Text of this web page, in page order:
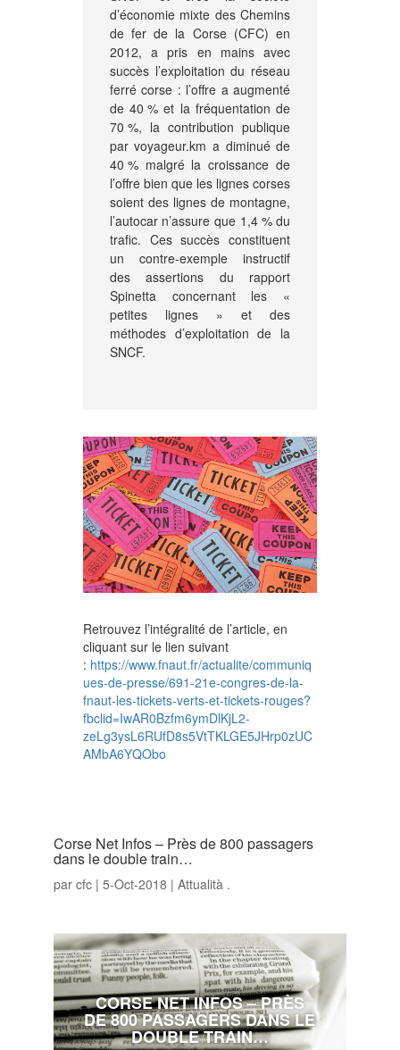
d’économie mixte des Chemins
de fer de la Corse (CFC) en
2012, a pris en mains avec
succès l’exploitation du réseau
ferré corse : l’offre a augmenté
de 40 % et la fréquentation de
70 %, la contribution publique
par voyageur.km a diminué de
40 % malgré la croissance de
l’offre bien que les lignes corses
soient des lignes de montagne,
l’autocar n’assure que 1,4 % du
trafic. Ces succès constituent
un contre-exemple instructif
des assertions du rapport
Spinetta concernant les «
petites lignes » et des
méthodes d’exploitation de la
SNCF.
Retrouvez l’intégralité de l’article, en
cliquant sur le lien suivant
: https://www.fnaut.fr/actualite/communiq
ues-de-presse/691-21e-congres-de-la-
fnaut-les-tickets-verts-et-tickets-rouges?
fbclid=IwAR0Bzfm6ymDlKjL2-
zeLg3ysL6RUfD8s5VtTKLGE5JHrp0zUC
AMbA6YQObo
Corse Net Infos – Près de 800 passagers
dans le double train…
par cfc| 5-Oct-2018 | Attualità .
CORSE NET INFOS – PRÈS
DE 800 PASSAGERS DANS LE
DOUBLE TRAIN…